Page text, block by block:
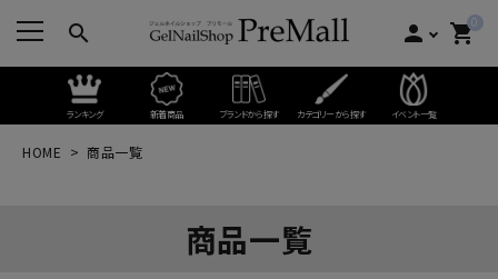
search person 0
shopping_cart
ランキング 新着商品 ブランドから探す カテゴリーから探す イベント一覧
HOME 商品一覧
商品一覧